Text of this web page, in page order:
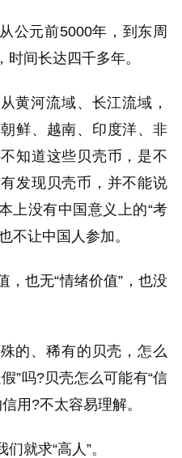
公元前5000年，到东周
间长达四千多年。
黄河流域、长江流域，
鲜、越南、印度洋、非
知道这些贝壳币，是不
发现贝壳币，并不能说
上没有中国意义上的“考
不让中国人参加。
，也无“情绪价值”，也没
的、稀有的贝壳，怎么
”吗?贝壳怎么可能有“信
用?不太容易理解。
就求“高人”。